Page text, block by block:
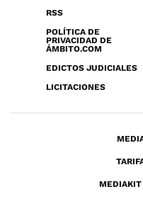
RSS
POLÍTICA DE
PRIVACIDAD DE
ÁMBITO.COM
EDICTOS JUDICIALES
LICITACIONES
MEDIAKIT